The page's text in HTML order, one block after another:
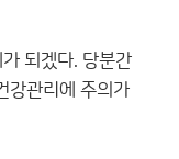
되겠다. 당분간
강관리에 주의가